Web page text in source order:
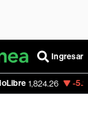
Ingresar
-5.23% Banco de